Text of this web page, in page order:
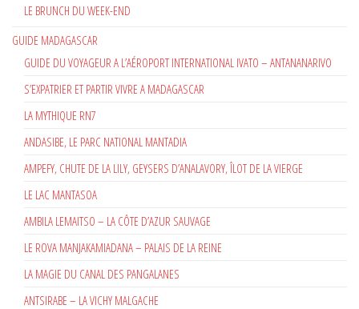
LE BRUNCH DU WEEK-END
GUIDE MADAGASCAR
GUIDE DU VOYAGEUR A L’AÉROPORT INTERNATIONAL IVATO – ANTANANARIVO
S’EXPATRIER ET PARTIR VIVRE A MADAGASCAR
LA MYTHIQUE RN7
ANDASIBE, LE PARC NATIONAL MANTADIA
AMPEFY, CHUTE DE LA LILY, GEYSERS D’ANALAVORY, ÎLOT DE LA VIERGE
LE LAC MANTASOA
AMBILA LEMAITSO – LA CÔTE D’AZUR SAUVAGE
LE ROVA MANJAKAMIADANA – PALAIS DE LA REINE
LA MAGIE DU CANAL DES PANGALANES
ANTSIRABE – LA VICHY MALGACHE